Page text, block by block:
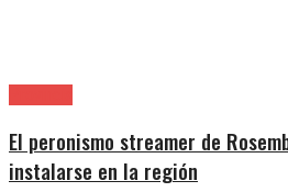
El peronismo streamer de
instalarse en la región